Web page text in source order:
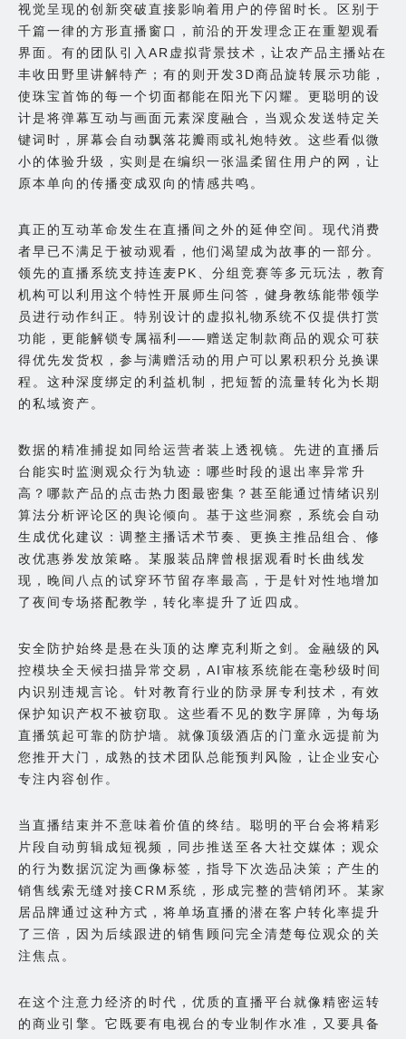
视觉呈现的创新突破直接影响着用户的停留时长。区别于
千篇一律的方形直播窗口，前沿的开发理念正在重塑观看
界面。有的团队引入AR虚拟背景技术，让农产品主播站在
丰收田野里讲解特产；有的则开发3D商品旋转展示功能，
使珠宝首饰的每一个切面都能在阳光下闪耀。更聪明的设
计是将弹幕互动与画面元素深度融合，当观众发送特定关
键词时，屏幕会自动飘落花瓣雨或礼炮特效。这些看似微
小的体验升级，实则是在编织一张温柔留住用户的网，让
原本单向的传播变成双向的情感共鸣。
真正的互动革命发生在直播间之外的延伸空间。现代消费
者早已不满足于被动观看，他们渴望成为故事的一部分。
领先的直播系统支持连麦PK、分组竞赛等多元玩法，教育
机构可以利用这个特性开展师生问答，健身教练能带领学
员进行动作纠正。特别设计的虚拟礼物系统不仅提供打赏
功能，更能解锁专属福利——赠送定制款商品的观众可获
得优先发货权，参与满赠活动的用户可以累积积分兑换课
程。这种深度绑定的利益机制，把短暂的流量转化为长期
的私域资产。
数据的精准捕捉如同给运营者装上透视镜。先进的直播后
台能实时监测观众行为轨迹：哪些时段的退出率异常升
高？哪款产品的点击热力图最密集？甚至能通过情绪识别
算法分析评论区的舆论倾向。基于这些洞察，系统会自动
生成优化建议：调整主播话术节奏、更换主推品组合、修
改优惠券发放策略。某服装品牌曾根据观看时长曲线发
现，晚间八点的试穿环节留存率最高，于是针对性地增加
了夜间专场搭配教学，转化率提升了近四成。
安全防护始终是悬在头顶的达摩克利斯之剑。金融级的风
控模块全天候扫描异常交易，AI审核系统能在毫秒级时间
内识别违规言论。针对教育行业的防录屏专利技术，有效
保护知识产权不被窃取。这些看不见的数字屏障，为每场
直播筑起可靠的防护墙。就像顶级酒店的门童永远提前为
您推开大门，成熟的技术团队总能预判风险，让企业安心
专注内容创作。
当直播结束并不意味着价值的终结。聪明的平台会将精彩
片段自动剪辑成短视频，同步推送至各大社交媒体；观众
的行为数据沉淀为画像标签，指导下次选品决策；产生的
销售线索无缝对接CRM系统，形成完整的营销闭环。某家
居品牌通过这种方式，将单场直播的潜在客户转化率提升
了三倍，因为后续跟进的销售顾问完全清楚每位观众的关
注焦点。
在这个注意力经济的时代，优质的直播平台就像精密运转
的商业引擎。它既要有电视台的专业制作水准，又要具备